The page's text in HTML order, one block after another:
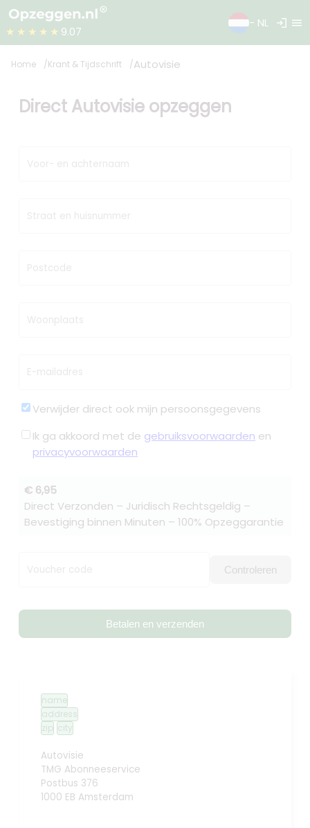
★★★★★ 9.07
- NL login menu
Home Krant & Tijdschrift Autovisie
Direct Autovisie opzeggen
Voor- en achternaam
Straat en huisnummer
Postcode
Woonplaats
E-mailadres
Verwijder direct ook mijn persoonsgegevens
Ik ga akkoord met de gebruiksvoorwaarden en
privacyvoorwaarden
€ 6,95
Direct Verzonden – Juridisch Rechtsgeldig –
Bevestiging binnen Minuten – 100% Opzeggarantie
Voucher code Controleren
Betalen en verzenden
name
address
zip city
Autovisie
TMG Abonneeservice
Postbus 376
1000 EB Amsterdam